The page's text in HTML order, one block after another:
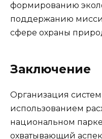
формированию
поддержанию
сфере охраны
Заключение
Организация
использованием
национальном
охватывающий